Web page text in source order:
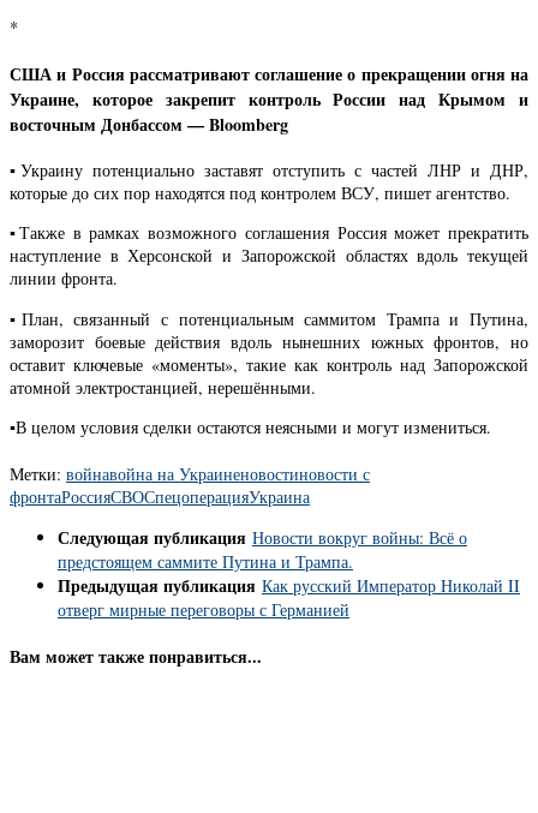
*
США и Россия рассматривают соглашение о прекращении огня на
Украине, которое закрепит контроль России над Крымом и
восточным Донбассом — Bloomberg
▪️Украину потенциально заставят отступить с частей ЛНР и ДНР,
которые до сих пор находятся под контролем ВСУ, пишет агентство.
▪️Также в рамках возможного соглашения Россия может прекратить
наступление в Херсонской и Запорожской областях вдоль текущей
линии фронта.
▪️План, связанный с потенциальным саммитом Трампа и Путина,
заморозит боевые действия вдоль нынешних южных фронтов, но
оставит ключевые «моменты», такие как контроль над Запорожской
атомной электростанцией, нерешёнными.
▪️В целом условия сделки остаются неясными и могут измениться.
Метки: войнавойна на Украиненовостиновости с
фронтаРоссияСВОСпецоперацияУкраина
Следующая публикация Новости вокруг войны: Всё о
предстоящем саммите Путина и Трампа.
Предыдущая публикация Как русский Император Николай II
отверг мирные переговоры с Германией
Вам может также понравиться...